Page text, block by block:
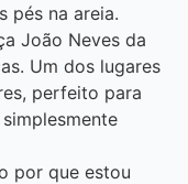
pés na areia.
João Neves da
Um dos lugares
perfeito para
por que estou